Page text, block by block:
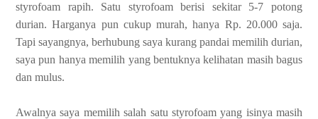
styrofoam rapih. Satu styrofoam berisi sekitar 5-7 potong
durian. Harganya pun cukup murah, hanya Rp. 20.000 saja.
Tapi sayangnya, berhubung saya kurang pandai memilih durian,
saya pun hanya memilih yang bentuknya kelihatan masih bagus
dan mulus.
Awalnya saya memilih salah satu styrofoam yang isinya masih